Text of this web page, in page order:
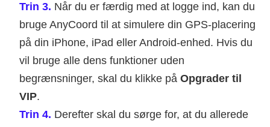
Trin 3. Når du er færdig med at logge ind, kan du
bruge AnyCoord til at simulere din GPS-placering
på din iPhone, iPad eller Android-enhed. Hvis du
vil bruge alle dens funktioner uden
begrænsninger, skal du klikke på Opgrader til
VIP.
Trin 4. Derefter skal du sørge for, at du allerede